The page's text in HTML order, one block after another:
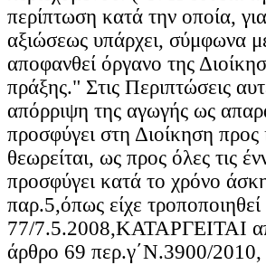
περίπτωση κατά την οποία,
αξιώσεως υπάρχει, σύμφωνα
αποφανθεί όργανο της
πράξης." Στις Περιπτώσεις
απόρριψη της αγωγής ως
προσφύγει στη Διοίκηση
θεωρείται, ως προς όλες τις
προσφύγει κατά το χρόνο
παρ.5,όπως είχε
77/7.5.2008,ΚΑΤΑΡΓΕΙΤΑΙ
άρθρο 69 περ.γ΄Ν.3900/